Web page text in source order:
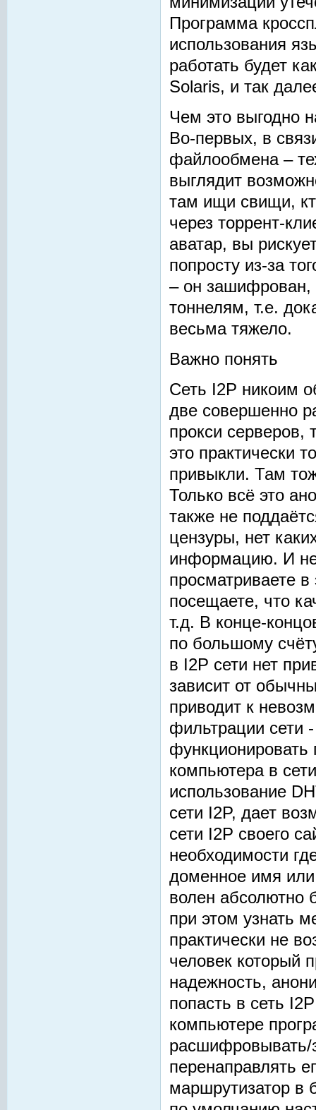
Программа
использования
работать будет
Solaris, и так
Чем это выгодно
Во-первых, в
файлообмена –
выглядит
там ищи свищи,
через торрент-
аватар, вы
попросту из-за
– он зашифрован,
тоннелям, т.е.
весьма тяжело.
Важно понять
Сеть I2P никоим
две совершенно
прокси серверов,
это практически
привыкли. Там
Только всё это
также не
цензуры, нет
информацию. И
просматриваете
посещаете, что
т.д. В конце-
по большому
в I2P сети нет
зависит от
приводит к
фильтрации сети
функционировать
компьютера в
использование
сети I2P, дает
сети I2P своего
необходимости
доменное имя
волен абсолютно
при этом узнать
практически не
человек который
надежность,
попасть в сеть
компьютере
перенаправлять
маршрутизатор в